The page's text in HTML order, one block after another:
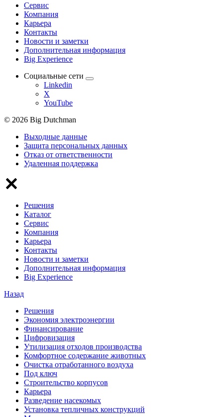
Сервис
Компания
Карьера
Контакты
Новости и заметки
Дополнительная информация
Big Experience
Социальные сети
Linkedin
X
YouTube
© 2026 Big Dutchman
Выходные данные
Защита персональных данных
Отказ от ответственности
Удаленная поддержка
Решения
Каталог
Сервис
Компания
Карьера
Контакты
Новости и заметки
Дополнительная информация
Big Experience
Назад
Решения
Экономия электроэнергии
Финансирование
Цифровизация
Утилизация отходов производства
Комфортное содержание животных
Очистка отработанного воздуха
Под ключ
Строительство корпусов
Карьера
Разведение насекомых
Установка тепличных конструкций